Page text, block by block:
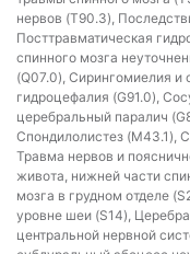
нервов (T90.3),
Посттравматическая
спинного мозга
(Q07.0), Сирингомиелия
гидроцефалия (G91.0),
церебральный паралич
Спондилолистез (M43.1),
Травма нервов и
живота, нижней части
мозга в грудном отделе
уровне шеи (S14),
центральной нервной